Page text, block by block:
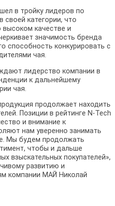
в тройку лидеров по
своей категории, что
высоком качестве и
значимость бренда
способность конкурировать с
чая.
лидерство компании в
к дальнейшему
чая.
продолжает находить
Позиции в рейтинге N-Tech
и внимание к
нам уверенно занимать
Мы будем продолжать
чтобы и дальше
взыскательных покупателей»,
развитию и
компании МАЙ Николай